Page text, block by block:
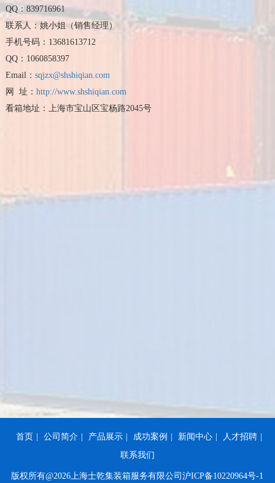
QQ：839716961
联系人：姚小姐（销售经理）
手机号码：13681613712
QQ：1060858397
Email： sqjzx@shshiqian.com
网 址： http://www.shshiqian.com
看箱地址：上海市宝山区宝杨路2045号
首页 公司简介 产品展示 成功案例 新闻中心 人才招聘
联系我们
版权所有@2026上海士乾集装箱服务有限公司沪ICP备10220964号-1